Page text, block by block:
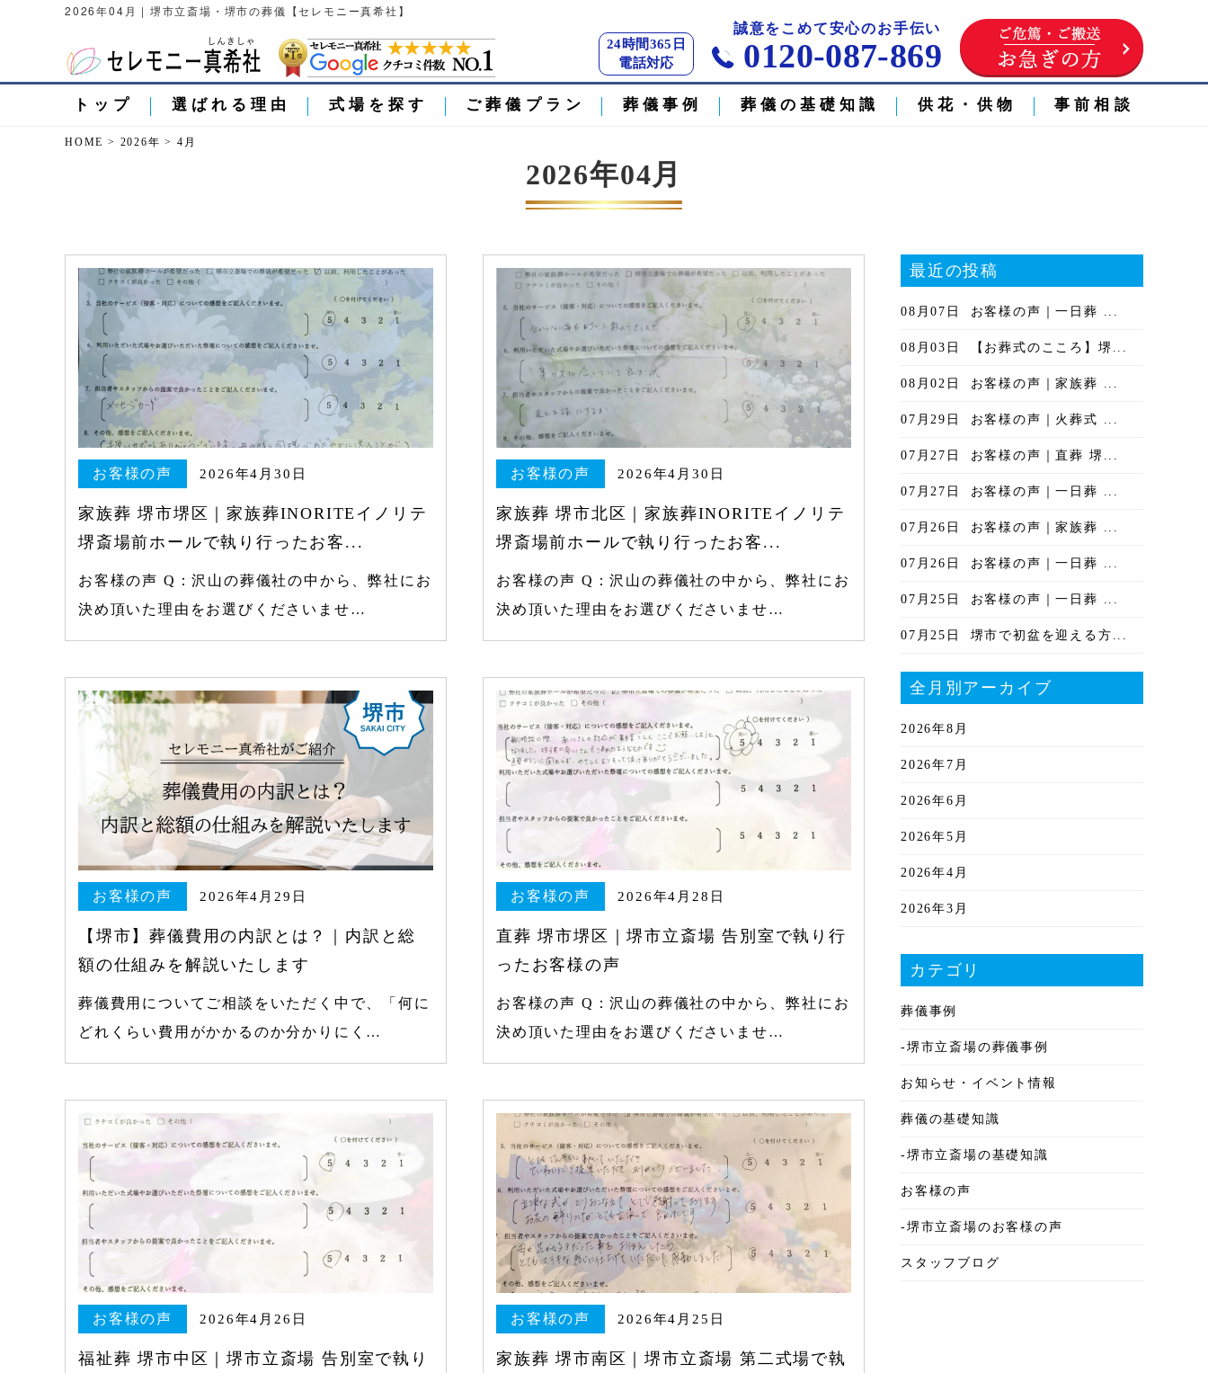
2026年04月 | 堺市立斎場・堺市の葬儀【セレモニー真希社】
誠意をこめて安心のお手伝い
24時間365日
電話対応
0120-087-869
トップ 選ばれる理由 式場を探す ご葬儀プラン 葬儀事例 葬儀の基礎知識 供花・供物 事前相談
HOME > 2026年 >4月
2026年04月
お客様の声 2026年4月30日
家族葬 堺市堺区｜家族葬INORITEイノリテ
堺斎場前ホールで執り行ったお客...
お客様の声 Q：沢山の葬儀社の中から、弊社にお
決め頂いた理由をお選びくださいませ…
お客様の声 2026年4月30日
家族葬 堺市北区｜家族葬INORITEイノリテ
堺斎場前ホールで執り行ったお客...
お客様の声 Q：沢山の葬儀社の中から、弊社にお
決め頂いた理由をお選びくださいませ…
お客様の声 2026年4月29日
【堺市】葬儀費用の内訳とは？｜内訳と総
額の仕組みを解説いたします
葬儀費用についてご相談をいただく中で、「何に
どれくらい費用がかかるのか分かりにく…
お客様の声 2026年4月28日
直葬 堺市堺区｜堺市立斎場 告別室で執り行
ったお客様の声
お客様の声 Q：沢山の葬儀社の中から、弊社にお
決め頂いた理由をお選びくださいませ…
お客様の声 2026年4月26日
福祉葬 堺市中区｜堺市立斎場 告別室で執り
お客様の声 2026年4月25日
家族葬 堺市南区｜堺市立斎場 第二式場で執
最近の投稿
08月07日 お客様の声｜一日葬 ...
08月03日 【お葬式のこころ】堺...
08月02日 お客様の声｜家族葬 ...
07月29日 お客様の声｜火葬式 ...
07月27日 お客様の声｜直葬 堺...
07月27日 お客様の声｜一日葬 ...
07月26日 お客様の声｜家族葬 ...
07月26日 お客様の声｜一日葬 ...
07月25日 お客様の声｜一日葬 ...
07月25日 堺市で初盆を迎える方...
全月別アーカイブ
2026年8月
2026年7月
2026年6月
2026年5月
2026年4月
2026年3月
2026年1月
2025年12月
2025年11月
2025年10月
2025年9月
2025年8月
2025年7月
2025年6月
2025年5月
カテゴリ
葬儀事例
-堺市立斎場の葬儀事例
お知らせ・イベント情報
葬儀の基礎知識
-堺市立斎場の基礎知識
お客様の声
-堺市立斎場のお客様の声
スタッフブログ